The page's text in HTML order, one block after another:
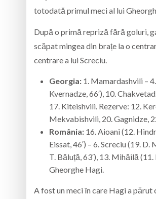
totodată primul meci al lui
După o primă repriză fără goluri,
scăpat mingea din brațe la o
centrare a lui Screciu.
Georgia: 1. Mamardashvili –
Kvernadze, 66′), 10.
17. Kiteishvili. Rezerve: 12.
Mekvabishvili, 20. Gagnidze,
România: 16. Aioani (12.
Eissat, 46′) – 6. Screciu (19.
T. Băluță, 63′), 13. Mihăilă (11.
Gheorghe Hagi.
A fost un meci în care Hagi a